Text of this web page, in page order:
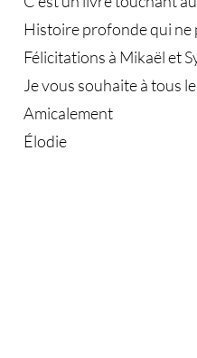
Histoire profonde qui
Félicitations à Mikaël et
Je vous souhaite à tous
Amicalement
Élodie